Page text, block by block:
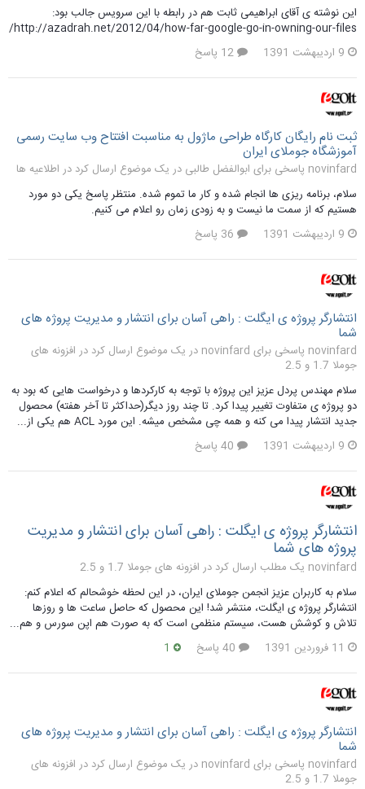
این نوشته ی آقای ابراهیمی ثابت هم در رابطه با این سرویس جالب بود:
http://azadrah.net/2012/04/how-far-google-go-in-owning-our-files/
9 اردیبهشت 1391
ثبت نام رایگان کارگاه طراحی ماژول به مناسبت افتتاح وب سایت رسمی
آموزشگاه جوملای ایران
novinfard پاسخی برای ابوالفضل طالبی در یک موضوع ارسال کرد در
اطلاعیه ها
سلام، برنامه ریزی ها انجام شده و کار ما تموم شده. منتظر پاسخ یکی دو مورد
هستیم که از سمت ما نیست و به زودی زمان رو اعلام می کنیم.
9 اردیبهشت 1391
انتشارگر پروژه ی ایگلت : راهی آسان برای انتشار و مدیریت پروژه های
شما
novinfard پاسخی برای novinfard در یک موضوع ارسال کرد در
افزونه های
جوملا 1.7 و 2.5
سلام مهندس پردل عزیز این پروژه با توجه به کارکردها و درخواست هایی که بود به
دو پروژه ی متفاوت تغییر پیدا کرد. تا چند روز دیگر(حداکثر تا آخر هفته) محصول
جدید انتشار پیدا می کنه و همه چی مشخص میشه. این مورد ACL هم یکی از...
9 اردیبهشت 1391
انتشارگر پروژه ی ایگلت : راهی آسان برای انتشار و مدیریت
پروژه های شما
novinfard یک مطلب ارسال کرد در
افزونه های جوملا 1.7 و 2.5
سلام به کاربران عزيز انجمن جوملای ایران، در این لحظه خوشحالم که اعلام کنم:
انتشارگر پروژه ی ایگلت، منتشر شد! این محصول که حاصل ساعت ها و روزها
تلاش و کوشش هست، سیستم منظمی است که به صورت هم اپن سورس و هم...
11 فروردین 1391
انتشارگر پروژه ی ایگلت : راهی آسان برای انتشار و مدیریت پروژه های
شما
novinfard پاسخی برای novinfard در یک موضوع ارسال کرد در
افزونه های
جوملا 1.7 و 2.5